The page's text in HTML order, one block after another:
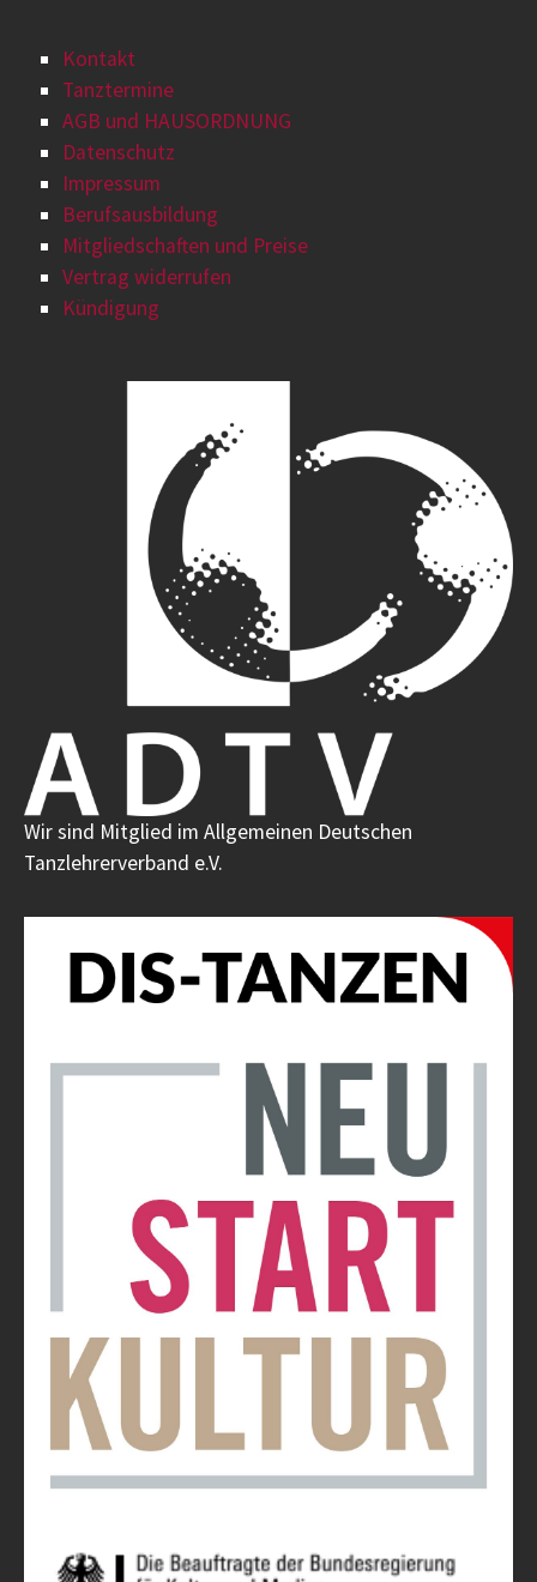
Kontakt
Tanztermine
AGB und HAUSORDNUNG
Datenschutz
Impressum
Berufsausbildung
Mitgliedschaften und Preise
Vertrag widerrufen
Kündigung
Wir sind Mitglied im Allgemeinen Deutschen
Tanzlehrerverband e.V.